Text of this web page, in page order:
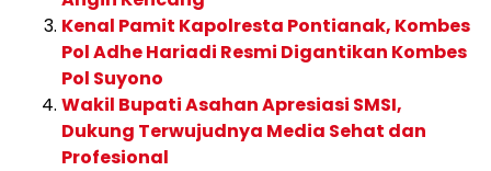
Kenal Pamit Kapolresta Pontianak, Kombes
Pol Adhe Hariadi Resmi Digantikan Kombes
Pol Suyono
Wakil Bupati Asahan Apresiasi SMSI,
Dukung Terwujudnya Media Sehat dan
Profesional